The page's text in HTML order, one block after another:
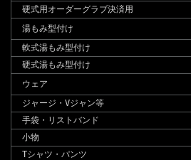
硬式用オーダーグラブ決済用
湯もみ型付け
軟式湯もみ型付け
硬式湯もみ型付け
ウェア
ジャージ・Vジャン等
手袋・リストバンド
小物
Tシャツ・パンツ